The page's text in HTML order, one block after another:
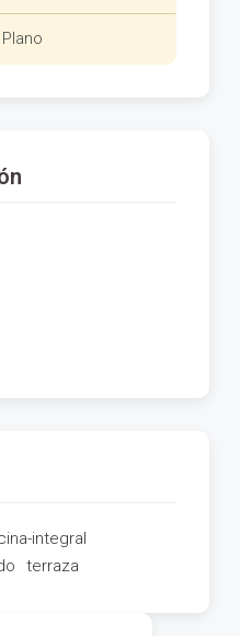
Plano
integral
terraza